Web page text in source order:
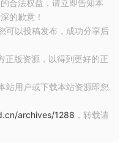
合法权益，请立即告知本
的歉意！
可以投稿发布，成功分享后
正版资源，以得到更好的正
站用户或下载本站资源即您
archives/1288 ，转载请